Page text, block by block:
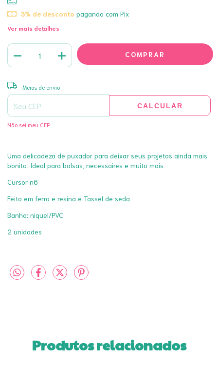
3% de desconto pagando com Pix
Ver mais detalhes
Entregas para o CEP:
Meios de envio
CALCULAR
Não sei meu CEP
Uma delicadeza de puxador para deixar seus projetos ainda mais
bonito. Ideal para bolsas, necessaires e muito mais.
Cursor n6
Feito em ferro e resina e Tassel de seda
Banho: niquel/PVC
2 unidades
Produtos relacionados